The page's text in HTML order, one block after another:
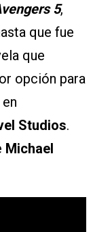
5,
que fue
que
opción para
Studios.
Michael